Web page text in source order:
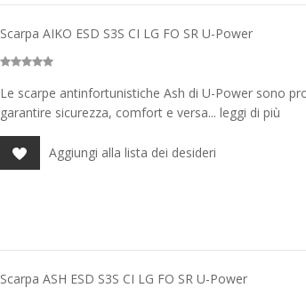
Scarpa AIKO ESD S3S CI LG FO SR U-Power
Le scarpe antinfortunistiche Ash di U-Power sono
garantire sicurezza, comfort e versa... leggi di più
Aggiungi alla lista dei desideri
Scarpa ASH ESD S3S CI LG FO SR U-Power